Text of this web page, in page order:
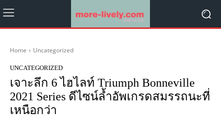
Home Uncategorized
UNCATEGORIZED
เจาะลึก 6 ไฮไลท์ Triumph Bonneville
2021 Series ดีไซน์ล้ำอัพเกรดสมรรถนะที่
เหนือกว่า